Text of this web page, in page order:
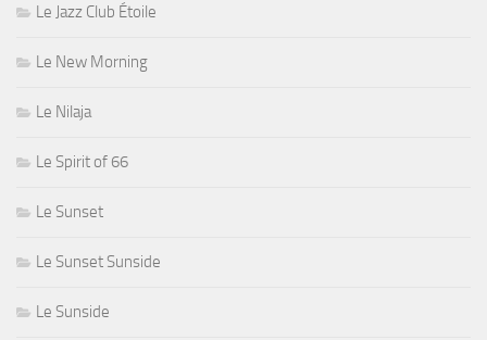
Le Jazz Club Étoile
Le New Morning
Le Nilaja
Le Spirit of 66
Le Sunset
Le Sunset Sunside
Le Sunside